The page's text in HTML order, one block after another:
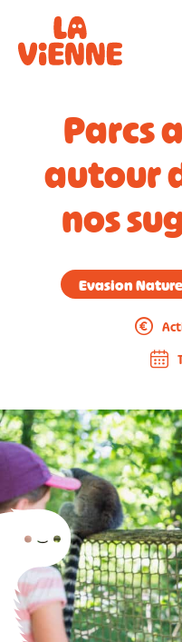
Parcs
autour
nos
Evasion